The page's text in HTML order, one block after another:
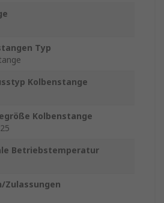
Typ
Kolbenstange
Kolbenstange
Betriebstemperatur
Zulassungen